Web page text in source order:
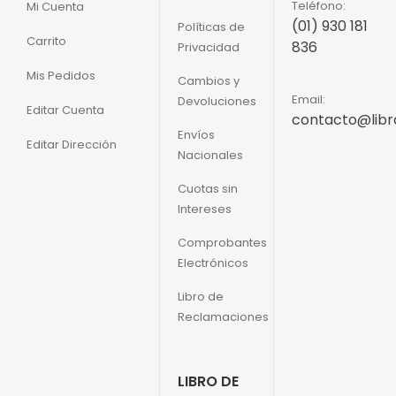
Mi Cuenta
Carrito
Mis Pedidos
Editar Cuenta
Editar Dirección
Políticas de
Privacidad
Cambios y
Devoluciones
Envíos
Nacionales
Cuotas sin
Intereses
Comprobantes
Electrónicos
Libro de
Reclamaciones
LIBRO DE
Teléfono:
(01) 930 181
836
Email: